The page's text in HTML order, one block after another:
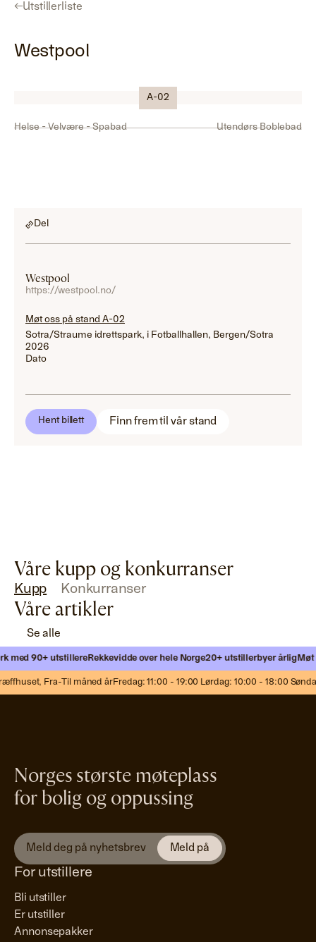
←Utstillerliste
Westpool
A-02
Logo
Helse - Velvære - Spabad Utendørs Boblebad
Del
Westpool
https://westpool.no/
Møt oss på stand A-02
Sotra/Straume idrettspark, i Fotballhallen, Bergen/Sotra
2026
Dato
Hent billett Finn frem til vår stand
Våre kupp og konkurranser
Kupp Konkurranser
Våre artikler
Se alle
med 90+ utstillereRekkevidde over hele Norge20+ utstillerbyer årligMøt
Fra-Til måned årFredag: 11:00 - 19:00 Lørdag: 10:00 - 18:00
Norges største møteplass
for bolig og oppussing
For utstillere
Bli utstiller
Er utstiller
Annonsepakker